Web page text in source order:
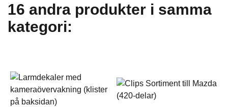
16 andra produkter i samma
kategori: